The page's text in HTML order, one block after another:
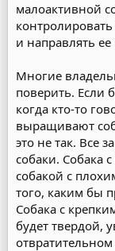
малоактивной
и направлять
Многие
поверить. Если
когда кто-то
выращивают
это не так. Все
собаки. Собака
собакой с
того, каким бы
Собака с
будет твердой,